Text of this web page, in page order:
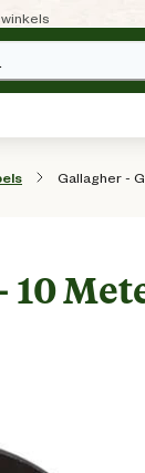
Gallagher -
10